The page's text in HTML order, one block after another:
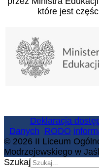
które jest
Deklaracja
Danych RODO
© 2026 II Liceum
Modrzejewskiego w
Szukaj